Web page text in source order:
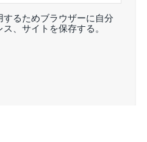
するためブラウザーに自分
、サイトを保存する。